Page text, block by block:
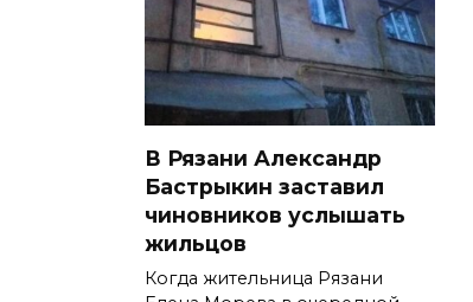
В Рязани Александр
Бастрыкин заставил
чиновников услышать
жильцов
Когда жительница Рязани